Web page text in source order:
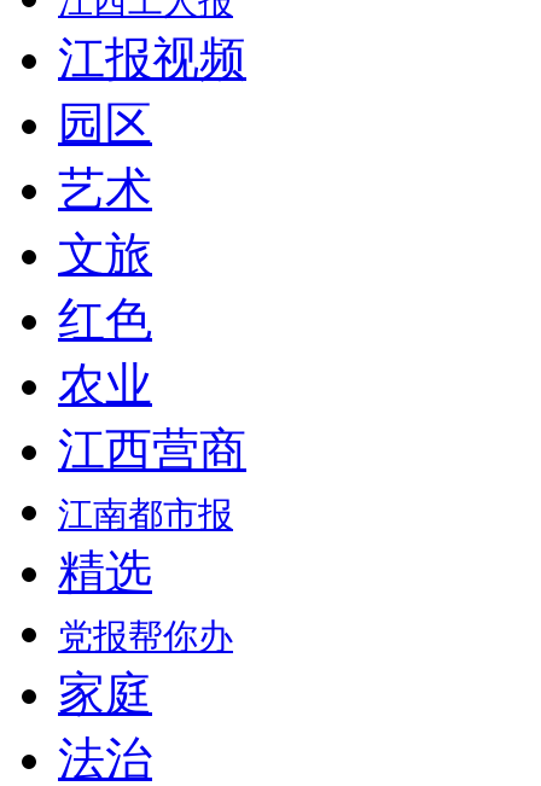
江报视频
园区
艺术
文旅
红色
农业
江西营商
江南都市报
精选
党报帮你办
家庭
法治